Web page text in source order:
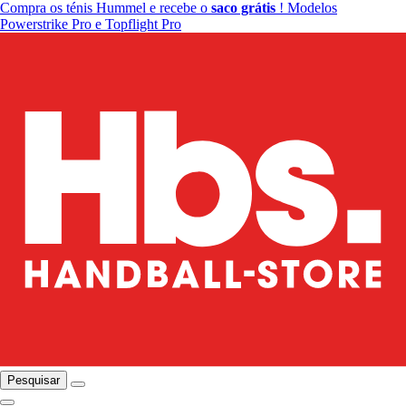
Compra os ténis Hummel e recebe o saco grátis ! Modelos
Powerstrike Pro e Topflight Pro
Pesquisar